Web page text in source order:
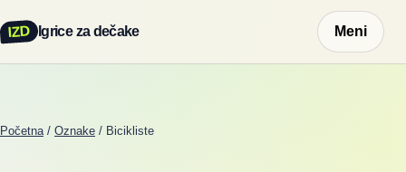
IZD Igrice za dečake Meni
Početna / Oznake / Bicikliste